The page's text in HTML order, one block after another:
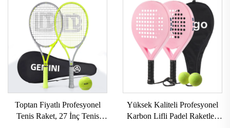
Toptan Fiyatlı Profesyonel
Tenis Raket, 27 İnç Tenis
Yüksek Kaliteli Profesyonel
Karbon Lifli Padel Raketleri